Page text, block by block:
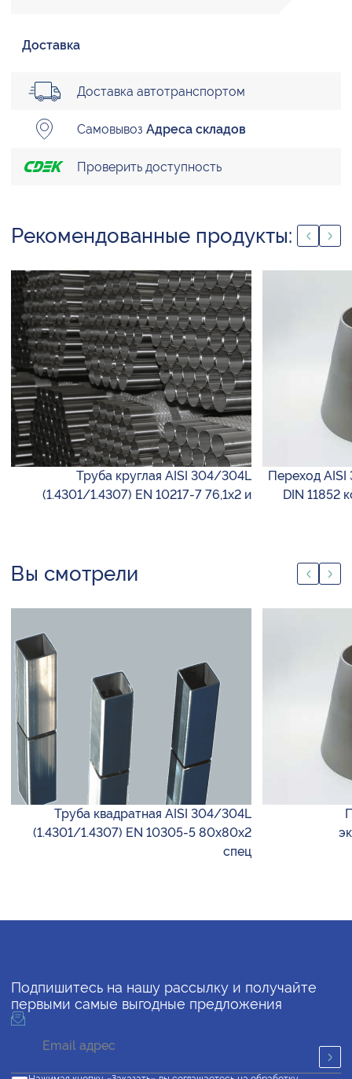
Доставка
Доставка автотранспортом
Самовывоз Адреса складов
Проверить доступность
Рекомендованные продукты:
Труба круглая AISI 304/304L
(1.4301/1.4307) EN 10217-7 76,1х2 и
Переход
DIN 11852
Вы смотрели
Труба квадратная AISI 304/304L
(1.4301/1.4307) EN 10305-5 80х80х2
спец
Подпишитесь на нашу рассылку и получайте
первыми самые выгодные предложения